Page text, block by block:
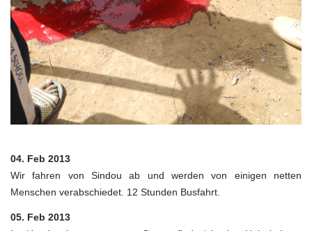
04. Feb 2013
Wir fahren von Sindou ab und werden von einigen netten
Menschen verabschiedet. 12 Stunden Busfahrt.
05. Feb 2013